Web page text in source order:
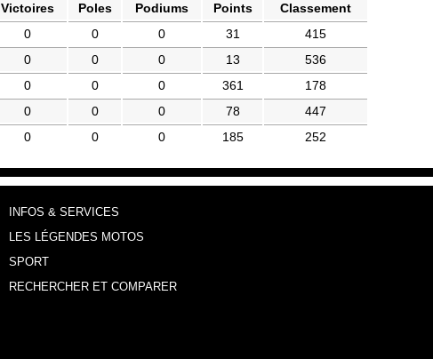
Victoires Poles Podiums Points
Classement
0 0 0 31
415
0 0 0 13
536
0 0 0 361
178
0 0 0 78
447
0 0 0 185 252
INFOS & SERVICES
LES LÉGENDES MOTOS
SPORT
RECHERCHER ET COMPARER